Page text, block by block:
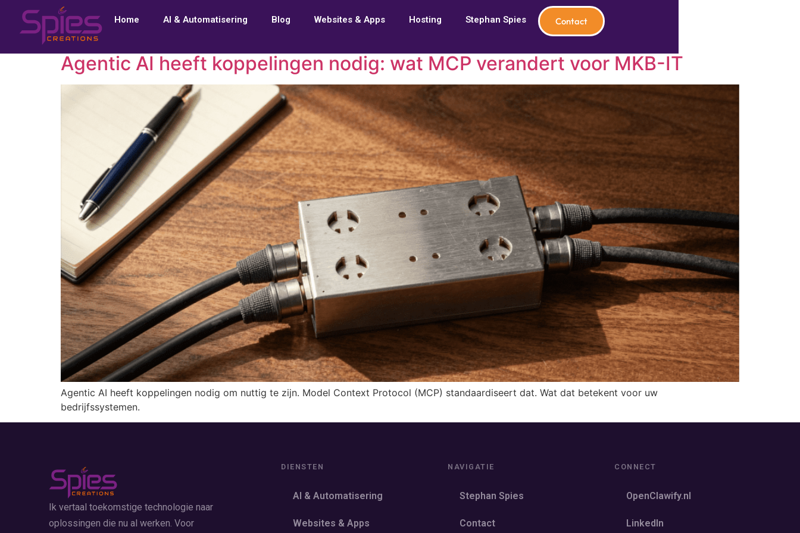
Home AI & Automatisering Blog Websites & Apps Hosting Stephan Spies Contact
Agentic AI heeft koppelingen nodig: wat MCP verandert voor MKB-IT
Agentic AI heeft koppelingen nodig om nuttig te zijn. Model Context Protocol (MCP) standaardiseert dat. Wat dat betekent voor uw
bedrijfssystemen.
Ik vertaal toekomstige technologie naar
oplossingen die nu al werken. Voor
DIENSTEN
AI & Automatisering
Websites & Apps
NAVIGATIE
Stephan Spies
Contact
CONNECT
OpenClawify.nl
LinkedIn